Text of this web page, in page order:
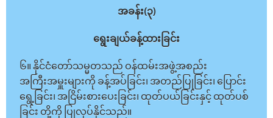
အခန်း(၃)
ရွေးချယ်ခန့်ထားခြင်း
၆။ နိုင်ငံတော်သမ္မတသည် ဝန်ထမ်းအဖွဲ့အစည်း
အကြီးအမှူးများကို ခန့်အပ်ခြင်း၊ အတည်ပြုခြင်း၊ ပြောင်း
ရွေ့ခြင်း၊ အငြိမ်းစားပေးခြင်း၊ ထုတ်ပယ်ခြင်းနှင့် ထုတ်ပစ်
ခြင်း တို့ကို ပြုလုပ်နိုင်သည်။